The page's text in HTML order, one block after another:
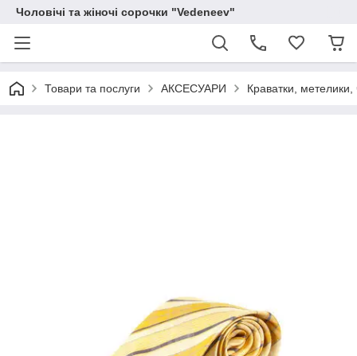
Чоловічі та жіночі сорочки "Vedeneev"
Товари та послуги АКСЕСУАРИ Краватки, метелики,